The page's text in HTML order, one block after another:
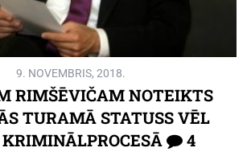
9. NOVEMBRIS, 2018.
RIMŠĒVIČAM NOTEIKTS
TURAMĀ STATUSS VĒL
4